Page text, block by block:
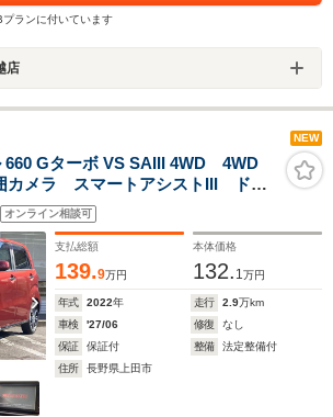
ランに付いています
店
NEW
Gターボ VS SAIII 4WD 4WD
カメラ スマートアシストIII ドラ
ヘッド 純正15インチアル
オートライト オートエアコ
オンライン相談可
支払総額
139.9万円
本体価格
132. 1 万円
年式 2022年 走行 2.9万km
車検
'27/06 修復
なし
保証
保証付 整備
法定整備付
住所
長野県上田市